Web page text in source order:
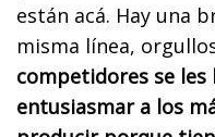
están acá. Hay una
misma línea,
competidores se les
entusiasmar a los